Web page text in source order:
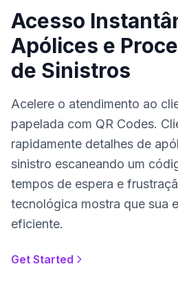
Acesso
Apólices e
de Sinistros
Acelere o atendimento ao
papelada com QR Codes.
rapidamente detalhes de
sinistro escaneando um
tempos de espera e
tecnológica mostra que sua
eficiente.
Get Started